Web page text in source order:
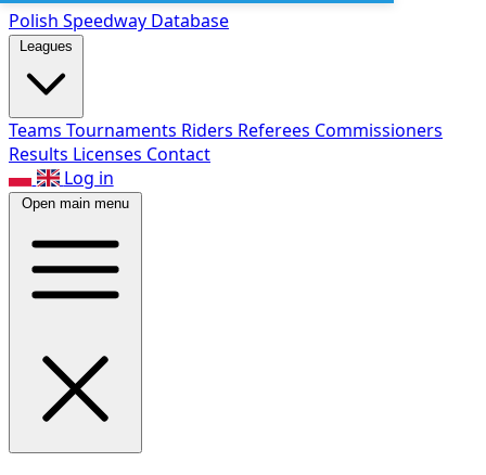
Polish Speedway Database
Leagues
Teams Tournaments Riders Referees Commissioners
Results Licenses Contact
Log in
Open main menu